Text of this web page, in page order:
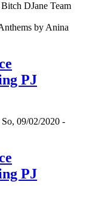
DJane Team
by Anina
PJ
09/02/2020 -
PJ